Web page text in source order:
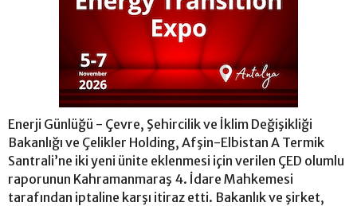
Enerji Günlüğü - Çevre, Şehircilik ve İklim Değişikliği
Bakanlığı ve Çelikler Holding, Afşin-Elbistan A Termik
Santrali’ne iki yeni ünite eklenmesi için verilen ÇED olumlu
raporunun Kahramanmaraş 4. İdare Mahkemesi
tarafından iptaline karşı itiraz etti. Bakanlık ve şirket,